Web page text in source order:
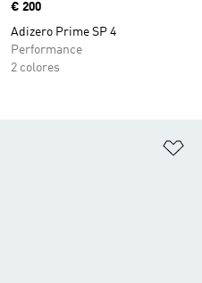
Precio
€ 200
Adizero Prime SP 4
Performance
2 colores